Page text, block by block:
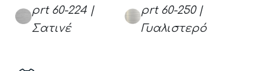
prt 60-224 |
Σατινέ
prt 60-250 |
Γυαλιστερό